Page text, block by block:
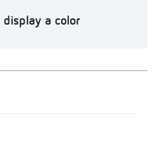
a color